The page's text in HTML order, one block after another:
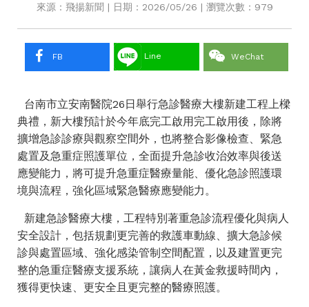
來源：飛揚新聞 | 日期：2026/05/26 | 瀏覽次數：979
FB Line WeChat
台南市立安南醫院26日舉行急診醫療大樓新建工程上樑
典禮，新大樓預計於今年底完工啟用完工啟用後，除將
擴增急診診療與觀察空間外，也將整合影像檢查、緊急
處置及急重症照護單位，全面提升急診收治效率與後送
應變能力，將可提升急重症醫療量能、優化急診照護環
境與流程，強化區域緊急醫療應變能力。
新建急診醫療大樓，工程特別著重急診流程優化與病人
安全設計，包括規劃更完善的救護車動線、擴大急診候
診與處置區域、強化感染管制空間配置，以及建置更完
整的急重症醫療支援系統，讓病人在黃金救援時間內，
獲得更快速、更安全且更完整的醫療照護。